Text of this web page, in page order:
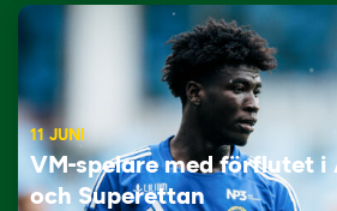
11 JUNI
VM-spelare med förflutet i
och Superettan